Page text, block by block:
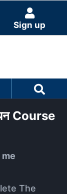
Sign up
Course
The